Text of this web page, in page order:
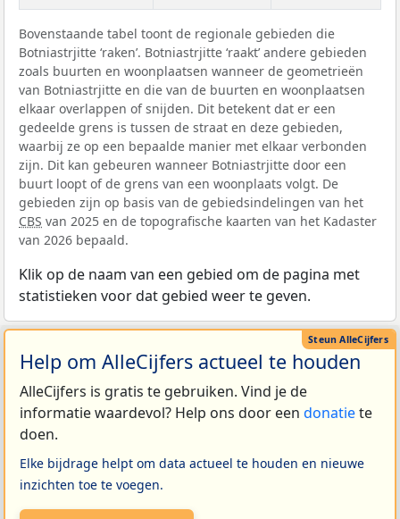
Bovenstaande tabel toont de regionale gebieden die
Botniastrjitte ‘raken’. Botniastrjitte ‘raakt’ andere gebieden
zoals buurten en woonplaatsen wanneer de geometrieën
van Botniastrjitte en die van de buurten en woonplaatsen
elkaar overlappen of snijden. Dit betekent dat er een
gedeelde grens is tussen de straat en deze gebieden,
waarbij ze op een bepaalde manier met elkaar verbonden
zijn. Dit kan gebeuren wanneer Botniastrjitte door een
buurt loopt of de grens van een woonplaats volgt. De
gebieden zijn op basis van de gebiedsindelingen van het
CBS van 2025 en de topografische kaarten van het Kadaster
van 2026 bepaald.
Klik op de naam van een gebied om de pagina met
statistieken voor dat gebied weer te geven.
Help om AlleCijfers actueel te houden
AlleCijfers is gratis te gebruiken. Vind je de
informatie waardevol? Help ons door een donatiete
doen.
Elke bijdrage helpt om data actueel te houden en nieuwe
inzichten toe te voegen.